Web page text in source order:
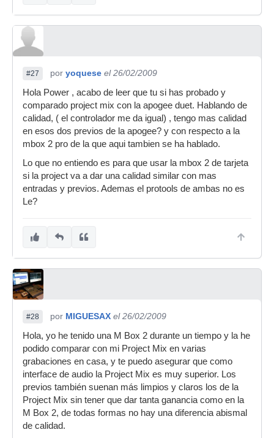
#27 por yoquese el 26/02/2009
Hola Power , acabo de leer que tu si has probado y
comparado project mix con la apogee duet. Hablando de
calidad, ( el controlador me da igual) , tengo mas calidad
en esos dos previos de la apogee? y con respecto a la
mbox 2 pro de la que aqui tambien se ha hablado.
Lo que no entiendo es para que usar la mbox 2 de tarjeta
si la project va a dar una calidad similar con mas
entradas y previos. Ademas el protools de ambas no es
Le?
#28 por MIGUESAX el 26/02/2009
Hola, yo he tenido una M Box 2 durante un tiempo y la he
podido comparar con mi Project Mix en varias
grabaciones en casa, y te puedo asegurar que como
interface de audio la Project Mix es muy superior. Los
previos también suenan más limpios y claros los de la
Project Mix sin tener que dar tanta ganancia como en la
M Box 2, de todas formas no hay una diferencia abismal
de calidad.